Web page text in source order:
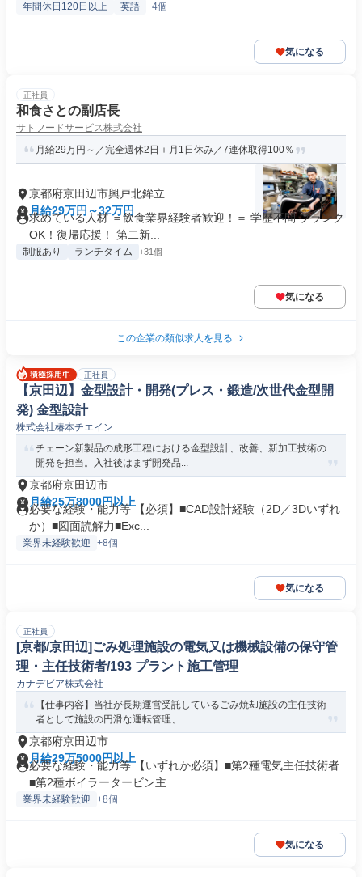
年間休日120日以上 英語 +4個
気になる
正社員
和食さとの副店長
サトフードサービス株式会社
月給29万円～／完全週休2日＋月1日休み／7連休取得100％
京都府京田辺市興戸北鉾立
月給29万円～32万円
求めている人材 ＝飲食業界経験者歓迎！＝ 学歴不問 ブランク
OK！復帰応援！ 第二新...
制服あり ランチタイム +31個
気になる
この企業の類似求人を見る
正社員
【京田辺】金型設計・開発(プレス・鍛造/次世代金型開
発) 金型設計
株式会社椿本チエイン
チェーン新製品の成形工程における金型設計、改善、新加工技術の
開発を担当。入社後はまず開発品...
京都府京田辺市
月給25万8000円以上
必要な経験・能力等 【必須】■CAD設計経験（2D／3Dいずれ
か）■図面読解力■Exc...
業界未経験歓迎 +8個
気になる
正社員
[京都/京田辺]ごみ処理施設の電気又は機械設備の保守管
理・主任技術者/193 プラント施工管理
カナデビア株式会社
【仕事内容】当社が長期運営受託しているごみ焼却施設の主任技術
者として施設の円滑な運転管理、...
京都府京田辺市
月給29万5000円以上
必要な経験・能力等 【いずれか必須】■第2種電気主任技術者
■第2種ボイラータービン主...
業界未経験歓迎 +8個
気になる